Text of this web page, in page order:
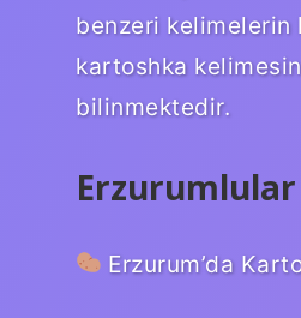
benzeri kelimelerin
kartoshka
bilinmektedir.
Erzurum’da